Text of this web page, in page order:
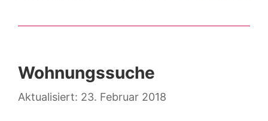
Wohnungssuche
23. Februar 2018